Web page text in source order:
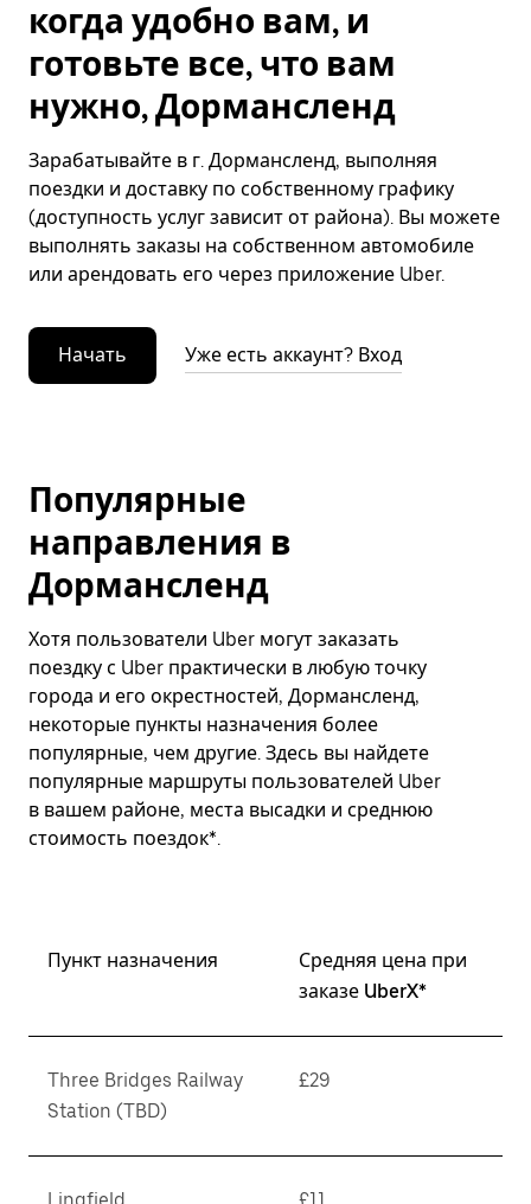
когда удобно вам, и
готовьте все, что вам
нужно, Дормансленд
Зарабатывайте в г. Дормансленд, выполняя
поездки и доставку по собственному графику
(доступность услуг зависит от района). Вы можете
выполнять заказы на собственном автомобиле
или арендовать его через приложение Uber.
Начать Уже есть аккаунт? Вход
Популярные
направления в
Дормансленд
Хотя пользователи Uber могут заказать
поездку с Uber практически в любую точку
города и его окрестностей, Дормансленд,
некоторые пункты назначения более
популярные, чем другие. Здесь вы найдете
популярные маршруты пользователей Uber
в вашем районе, места высадки и среднюю
стоимость поездок*.
Пункт назначения
Средняя цена при
заказе UberX*
Three Bridges Railway
Station (TBD)
£29